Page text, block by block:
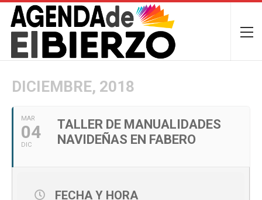
DICIEMBRE, 2018
MAR
04
DIC
TALLER DE MANUALIDADES
NAVIDEÑAS EN FABERO
FECHA Y HORA